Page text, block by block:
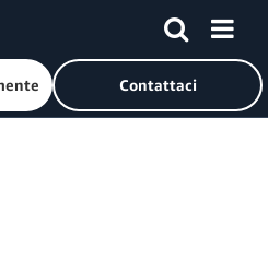
alla home page di Amazon Web
Contattaci